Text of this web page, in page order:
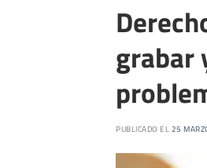
grabar
PUBLICADO EL 25